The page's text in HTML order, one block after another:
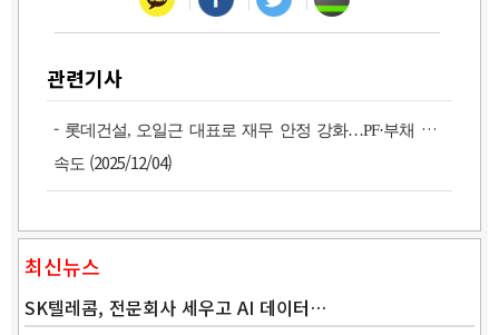
관련기사
- 롯데건설, 오일근 대표로 재무 안정 강화…PF·부채 관리
속도 (2025/12/04)
최신뉴스
SK텔레콤, 전문회사 세우고 AI 데이터…